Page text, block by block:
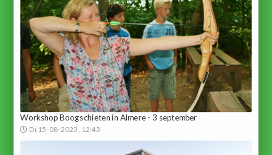
Workshop Boogschieten in Almere - 3 september
Di 15-08-2023, 12:43